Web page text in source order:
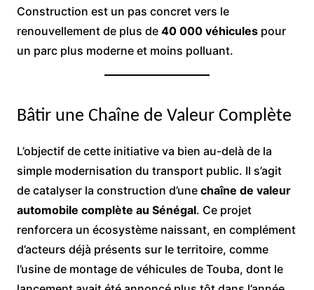
Construction est un pas concret vers le
renouvellement de plus de 40 000 véhiculespour
un parc plus moderne et moins polluant.
Bâtir une Chaîne de Valeur Complète
L’objectif de cette initiative va bien au-delà de la
simple modernisation du transport public. Il s’agit
de catalyser la construction d’une chaîne de valeur
automobile complète au Sénégal. Ce projet
renforcera un écosystème naissant, en complément
d’acteurs déjà présents sur le territoire, comme
l’usine de montage de véhicules de Touba, dont le